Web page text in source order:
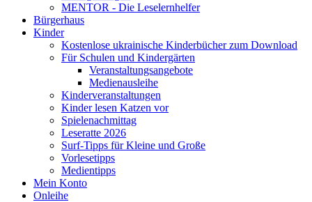
MENTOR - Die Leselernhelfer
Bürgerhaus
Kinder
Kostenlose ukrainische Kinderbücher zum Download
Für Schulen und Kindergärten
Veranstaltungsangebote
Medienausleihe
Kinderveranstaltungen
Kinder lesen Katzen vor
Spielenachmittag
Leseratte 2026
Surf-Tipps für Kleine und Große
Vorlesetipps
Medientipps
Mein Konto
Onleihe